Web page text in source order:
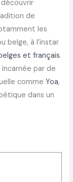
découvrir
de
les
belge, à l’instar
et français.
par de
commeYoa,
dans un